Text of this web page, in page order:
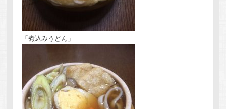
「煮込みうどん」